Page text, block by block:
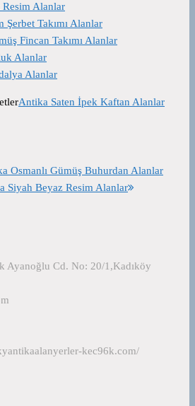
Alanlar
Takımı Alanlar
Fincan Takımı Alanlar
Alanlar
Alanlar
Antika Saten İpek Kaftan Alanlar
Osmanlı Gümüş Buhurdan Alanlar
Siyah Beyaz Resim Alanlar
Ayanoğlu Cd. No: 20/1,Kadıköy
kec96k.com/